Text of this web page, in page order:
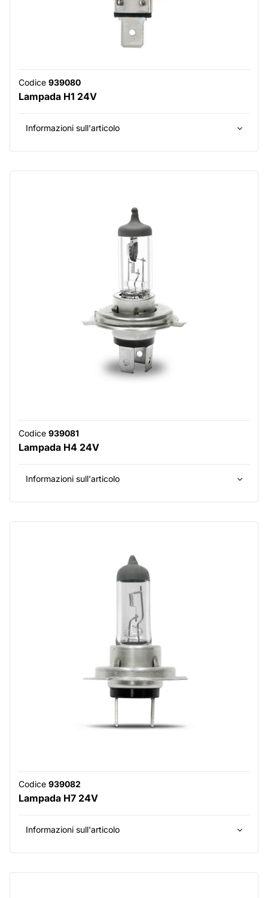
Codice 939080
Lampada H1 24V
Informazioni sull'articolo
Codice 939081
Lampada H4 24V
Informazioni sull'articolo
Codice 939082
Lampada H7 24V
Informazioni sull'articolo